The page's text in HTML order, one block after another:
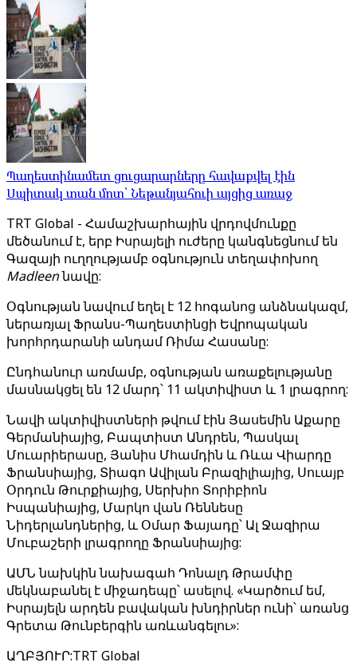
Պաղեստինամետ ցուցարարները հավաքվել էին
Սպիտակ տան մոտ՝ Նեթանյահուի այցից առաջ
TRT Global - Համաշխարհային վրդովմունքը
մեծանում է, երբ Իսրայելի ուժերը կանգնեցնում են
Գազայի ուղղությամբ օգնություն տեղափոխող
Madleenնավը:
Օգնության նավում եղել է 12 հոգանոց անձնակազմ,
ներառյալ Ֆրանս-Պաղեստինցի Եվրոպական
խորհրդարանի անդամ Ռիմա Հասանը:
Ընդհանուր առմամբ, օգնության առաքելությանը
մասնակցել են 12 մարդ՝ 11 ակտիվիստ և 1 լրագրող:
Նավի ակտիվիստների թվում էին Յասեմին Աքարը
Գերմանիայից, Բապտիստ Անդրեն, Պասկալ
Մուարիերասը, Յանիս Մհամդին և Ռևա Վիարդը
Ֆրանսիայից, Տիագո Ավիլան Բրազիլիայից, Սուայբ
Օրդուն Թուրքիայից, Սերխիո Տորիբիոն
Իսպանիայից, Մարկո վան Ռեննեսը
Նիդերլանդներից, և Օմար Ֆայադը՝ Ալ Ջազիրա
Մուբաշերի լրագրողը Ֆրանսիայից:
ԱՄՆ նախկին նախագահ Դոնալդ Թրամփը
մեկնաբանել է միջադեպը՝ ասելով. «Կարծում եմ,
Իսրայելն արդեն բավական խնդիրներ ունի՝ առանց
Գրետա Թունբերգին առևանգելու»:
ԱՂԲՅՈՒՐ:TRT Global